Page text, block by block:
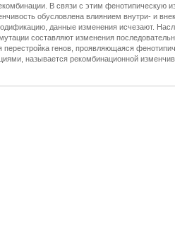
В связи с этим фенотипическую
обусловлена влиянием внутри- и
данные изменения исчезают.
составляют изменения
перестройка генов, проявляющаяся
называется рекомбинационной